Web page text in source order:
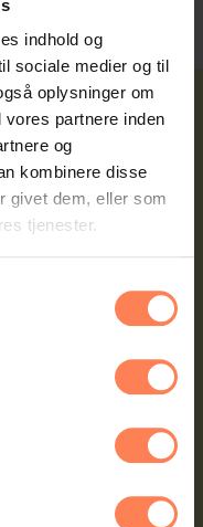
indhold og
sociale medier og til
oplysninger om
partnere inden
og
kombinere disse
givet dem, eller som
tjenester.